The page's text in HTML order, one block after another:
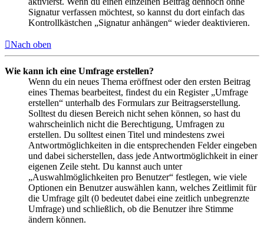
Signatur verfassen möchtest, so kannst du dort einfach das
Kontrollkästchen „Signatur anhängen“ wieder deaktivieren.
Nach oben
Wie kann ich eine Umfrage erstellen?
Wenn du ein neues Thema eröffnest oder den ersten Beitrag
eines Themas bearbeitest, findest du ein Register „Umfrage
erstellen“ unterhalb des Formulars zur Beitragserstellung.
Solltest du diesen Bereich nicht sehen können, so hast du
wahrscheinlich nicht die Berechtigung, Umfragen zu
erstellen. Du solltest einen Titel und mindestens zwei
Antwortmöglichkeiten in die entsprechenden Felder eingeben
und dabei sicherstellen, dass jede Antwortmöglichkeit in einer
eigenen Zeile steht. Du kannst auch unter
„Auswahlmöglichkeiten pro Benutzer“ festlegen, wie viele
Optionen ein Benutzer auswählen kann, welches Zeitlimit für
die Umfrage gilt (0 bedeutet dabei eine zeitlich unbegrenzte
Umfrage) und schließlich, ob die Benutzer ihre Stimme
ändern können.